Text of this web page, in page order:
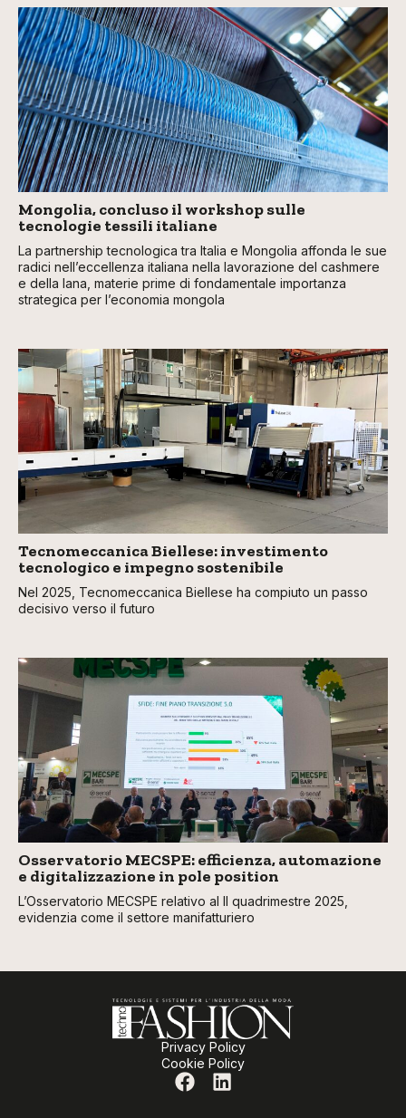
Mongolia, concluso il workshop sulle
tecnologie tessili italiane
La partnership tecnologica tra Italia e Mongolia affonda le sue
radici nell’eccellenza italiana nella lavorazione del cashmere
e della lana, materie prime di fondamentale importanza
strategica per l’economia mongola
Tecnomeccanica Biellese: investimento
tecnologico e impegno sostenibile
Nel 2025, Tecnomeccanica Biellese ha compiuto un passo
decisivo verso il futuro
Osservatorio MECSPE: efficienza, automazione
e digitalizzazione in pole position
L’Osservatorio MECSPE relativo al II quadrimestre 2025,
evidenzia come il settore manifatturiero
Privacy Policy
Cookie Policy